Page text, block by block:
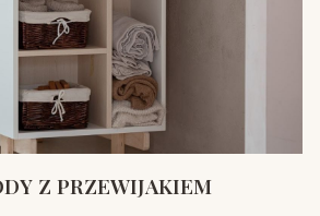
Z PRZEWIJAKIEM